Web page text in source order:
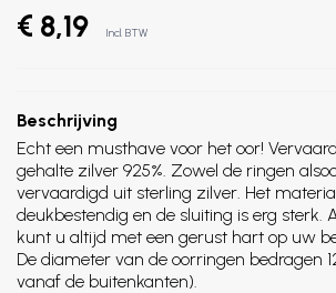
€ 8,19 Incl. BTW
Beschrijving
Echt een musthave voor het oor!
gehalte zilver 925%. Zowel de ringen
vervaardigd uit sterling zilver. Het
deukbestendig en de sluiting is erg sterk.
kunt u altijd met een gerust hart op uw
De diameter van de oorringen bedragen
vanaf de buitenkanten).